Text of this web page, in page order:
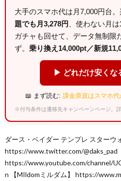
大手のスマホ代は月7,000円台
題でも月3,278円
、使わない月は
ガチャも回せて、データ無制限
ず。 乗り換え14,000pt／新規
▶ どれだけ安くな
📖 まず読む: 課金原資はスマホ
※付与条件は遷移先キャンペーンページ。
ダース・ベイダー テンプレ スターウ
https://www.twitter.com/@daks_pad
https://www.youtube.com/channel/
n 【MIldomミルダム】 https://